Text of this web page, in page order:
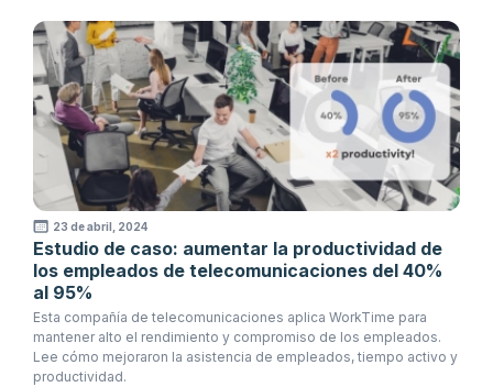
23 de abril, 2024
Estudio de caso: aumentar la productividad de
los empleados de telecomunicaciones del 40%
al 95%
Esta compañía de telecomunicaciones aplica WorkTime para
mantener alto el rendimiento y compromiso de los empleados.
Lee cómo mejoraron la asistencia de empleados, tiempo activo y
productividad.